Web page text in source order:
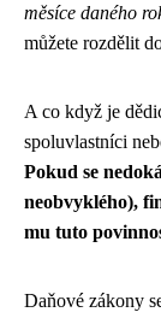
měsíce daného
můžete rozdělit
A co když je
spoluvlastníci
Pokud se
neobvyklého),
mu tuto
Daňové zákony